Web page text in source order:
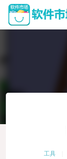
工具